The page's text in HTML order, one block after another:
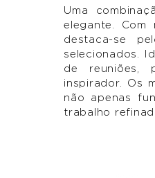
Uma
elegante.
destaca-se
selecionados.
de reuniões,
inspirador. Os
não apenas
trabalho